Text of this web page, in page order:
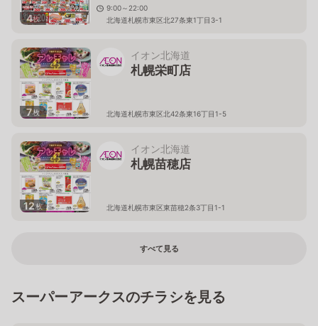
4枚
9:00～22:00
北海道札幌市東区北27条東1丁目3-1
7枚
イオン北海道
札幌栄町店
北海道札幌市東区北42条東16丁目1-5
12枚
イオン北海道
札幌苗穂店
北海道札幌市東区東苗穂2条3丁目1-1
すべて見る
スーパーアークスのチラシを見る